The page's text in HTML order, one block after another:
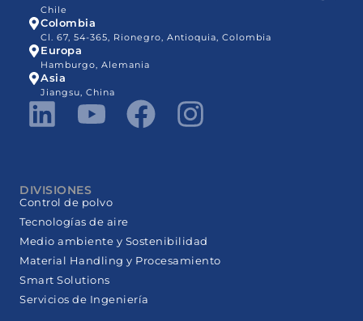
Chile
Colombia
Cl. 67, 54-365, Rionegro, Antioquia, Colombia
Europa
Hamburgo, Alemania
Asia
Jiangsu, China
DIVISIONES
Control de polvo
Tecnologías de aire
Medio ambiente y Sostenibilidad
Material Handling y Procesamiento
Smart Solutions
Servicios de Ingeniería